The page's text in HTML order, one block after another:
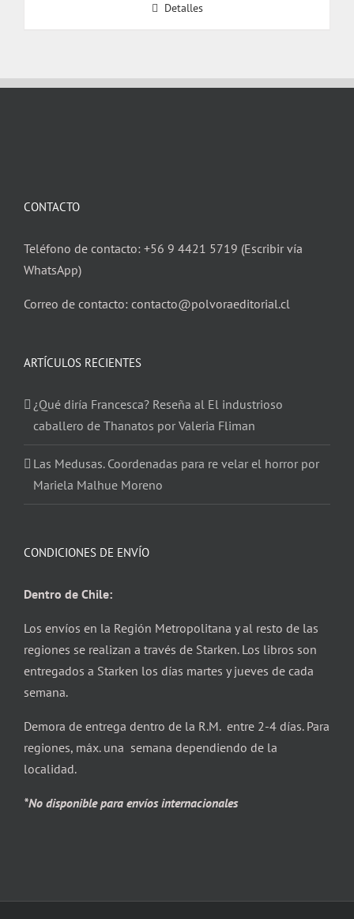
Detalles
CONTACTO
Teléfono de contacto: +56 9 4421 5719 (Escribir vía
WhatsApp)
Correo de contacto: contacto@polvoraeditorial.cl
ARTÍCULOS RECIENTES
¿Qué diría Francesca? Reseña al El industrioso
caballero de Thanatos por Valeria Fliman
Las Medusas. Coordenadas para re velar el horror por
Mariela Malhue Moreno
CONDICIONES DE ENVÍO
Dentro de Chile:
Los envíos en la Región Metropolitana y al resto de las
regiones se realizan a través de Starken. Los libros son
entregados a Starken los días martes y jueves de cada
semana.
Demora de entrega dentro de la R.M. entre 2-4 días. Para
regiones, máx. una semana dependiendo de la
localidad.
*No disponible para envíos internacionales